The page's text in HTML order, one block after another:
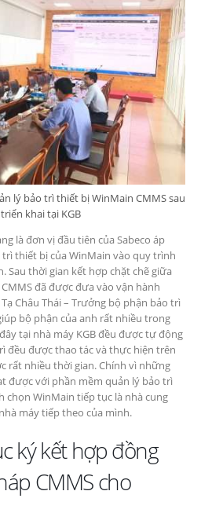
lý bảo trì thiết bị WinMain CMMS sau
khai tại KGB
là đơn vị đầu tiên của Sabeco áp
thiết bị của WinMain vào quy trình
Sau thời gian kết hợp chặt chẽ giữa
đã được đưa vào vận hành
Châu Thái – Trưởng bộ phận bảo trì
bộ phận của anh rất nhiều trong
tại nhà máy KGB đều được tự động
đều được thao tác và thực hiện trên
rất nhiều thời gian. Chính vì những
được với phần mềm quản lý bảo trì
chọn WinMain tiếp tục là nhà cung
máy tiếp theo của mình.
ký kết hợp đồng
CMMS cho